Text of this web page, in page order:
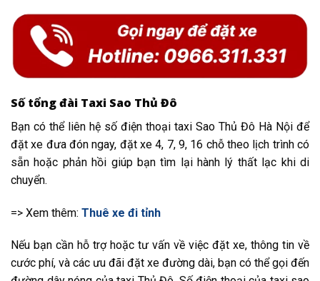
Số tổng đài Taxi Sao Thủ Đô
Bạn có thể liên hệ số điện thoại taxi Sao Thủ Đô Hà Nội để
đặt xe đưa đón ngay, đặt xe 4, 7, 9, 16 chỗ theo lịch trình có
sẵn hoặc phản hồi giúp bạn tìm lại hành lý thất lạc khi di
chuyển.
=> Xem thêm: Thuê xe đi tỉnh
Nếu bạn cần hỗ trợ hoặc tư vấn về việc đặt xe, thông tin về
cước phí, và các ưu đãi đặt xe đường dài, bạn có thể gọi đến